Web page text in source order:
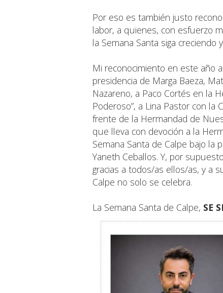
Por eso es también justo
labor, a quienes, con esfuerzo
la Semana Santa siga
Mi reconocimiento en este año
presidencia de Marga Baeza,
Nazareno, a Paco Cortés en la
Poderoso”, a Lina Pastor con la
frente de la Hermandad de
que lleva con devoción a la
Semana Santa de Calpe bajo la
Yaneth Ceballos. Y, por
gracias a todos/as ellos/as, y a
Calpe no solo se celebra.
La Semana Santa de Calpe, SE